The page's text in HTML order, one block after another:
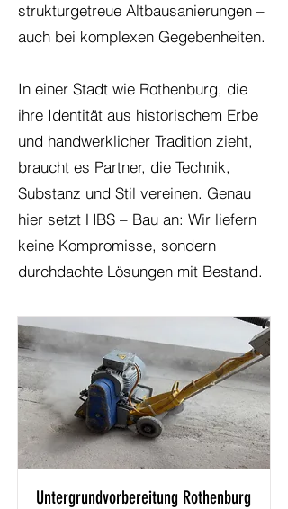
strukturgetreue Altbausanierungen –
auch bei komplexen Gegebenheiten.
In einer Stadt wie Rothenburg, die
ihre Identität aus historischem Erbe
und handwerklicher Tradition zieht,
braucht es Partner, die Technik,
Substanz und Stil vereinen. Genau
hier setzt HBS – Bau an: Wir liefern
keine Kompromisse, sondern
durchdachte Lösungen mit Bestand.
Untergrundvorbereitung Rothenburg